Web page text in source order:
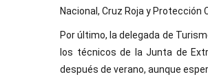
Nacional, Cruz Roja y Protección
Por último, la delegada de
los técnicos de la Junta de
después de verano, aunque